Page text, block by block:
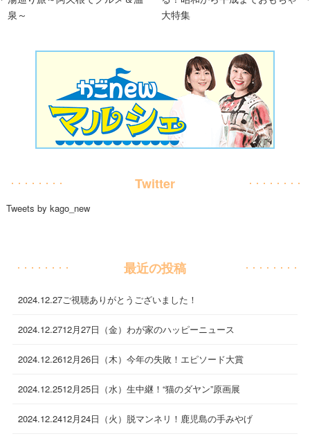
泉～
大特集
Twitter
Tweets by kago_new
最近の投稿
2024.12.27ご視聴ありがとうございました！
2024.12.2712月27日（金）わが家のハッピーニュース
2024.12.2612月26日（木）今年の失敗！エピソード大賞
2024.12.2512月25日（水）生中継！“猫のダヤン”原画展
2024.12.2412月24日（火）脱マンネリ！鹿児島の手みやげ